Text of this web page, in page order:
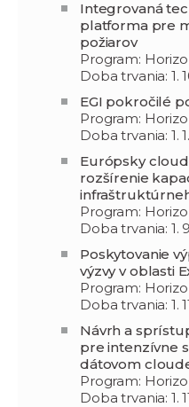
Integrovaná
platforma pre
požiarov
Program:
Doba trvania: 1.
EGI pokročilé
Program:
Doba trvania: 1.
Európsky
rozšírenie
Program:
Doba trvania: 1.
Poskytovanie
výzvy v oblasti
Program:
Doba trvania: 1.
Návrh a
pre intenzívne
dátovom
Program:
Doba trvania: 1.